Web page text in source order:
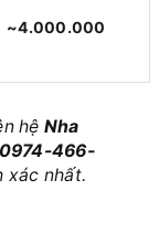
~4.000.000
hệ Nha
466-
xác nhất.